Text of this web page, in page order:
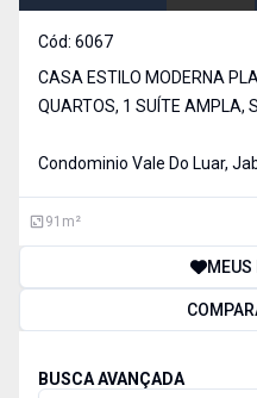
Cód: 6067
CASA ESTILO MODERNA
QUARTOS, 1 SUÍTE AMPLA,
COZINHA COM ARMÁRIOS
Condominio Vale Do Luar,
91 m²
MEUS
BUSCA AVANÇADA